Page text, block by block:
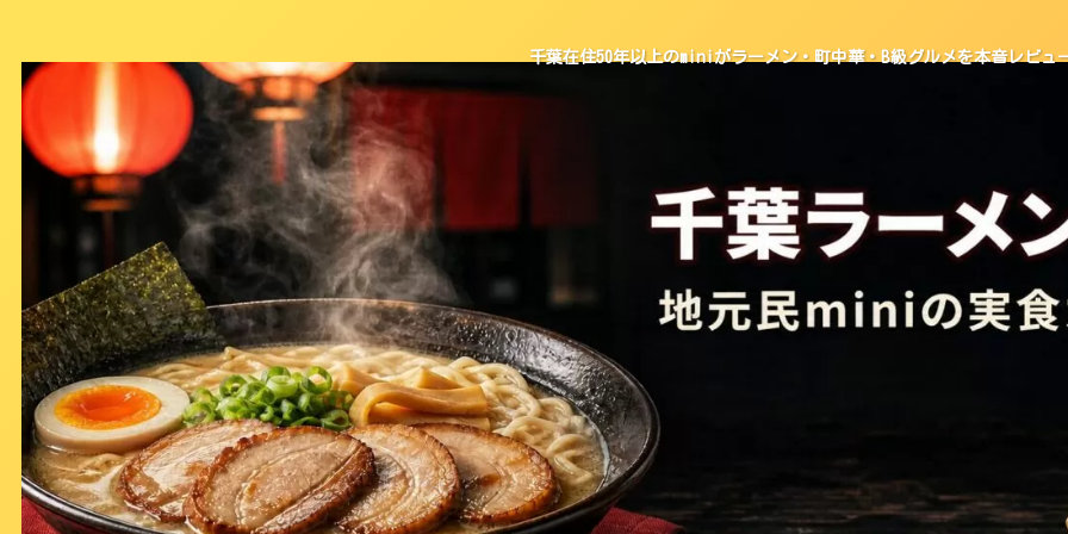
千葉在住50年以上のminiがラーメン・町中華・B級グルメを本音レビュ